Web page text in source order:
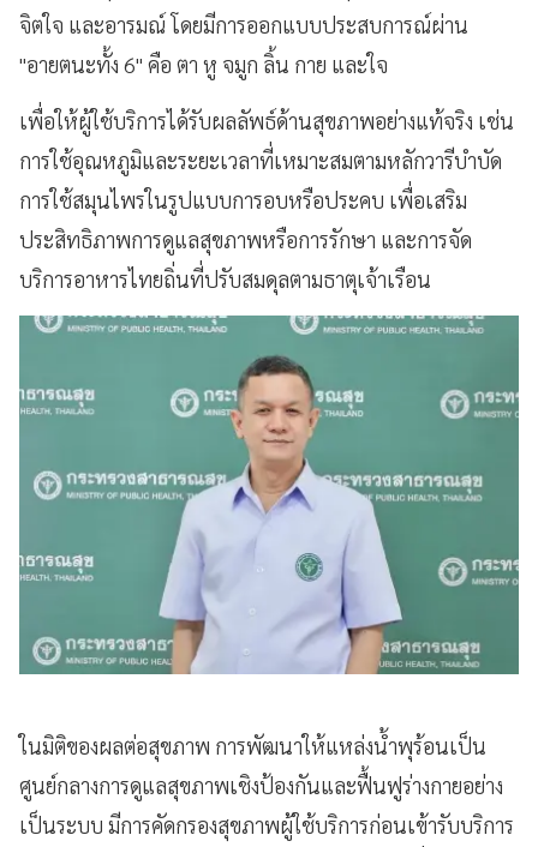
จิตใจ และอารมณ์ โดยมีการออกแบบประสบการณ์ผ่าน
"อายตนะทั้ง 6" คือ ตา หู จมูก ลิ้น กาย และใจ
เพื่อให้ผู้ใช้บริการได้รับผลลัพธ์ด้านสุขภาพอย่างแท้จริง เช่น
การใช้อุณหภูมิและระยะเวลาที่เหมาะสมตามหลักวารีบำบัด
การใช้สมุนไพรในรูปแบบการอบหรือประคบ เพื่อเสริม
ประสิทธิภาพการดูแลสุขภาพหรือการรักษา และการจัด
บริการอาหารไทยถิ่นที่ปรับสมดุลตามธาตุเจ้าเรือน
ในมิติของผลต่อสุขภาพ การพัฒนาให้แหล่งน้ำพุร้อนเป็น
ศูนย์กลางการดูแลสุขภาพเชิงป้องกันและฟื้นฟูร่างกายอย่าง
เป็นระบบ มีการคัดกรองสุขภาพผู้ใช้บริการก่อนเข้ารับบริการ